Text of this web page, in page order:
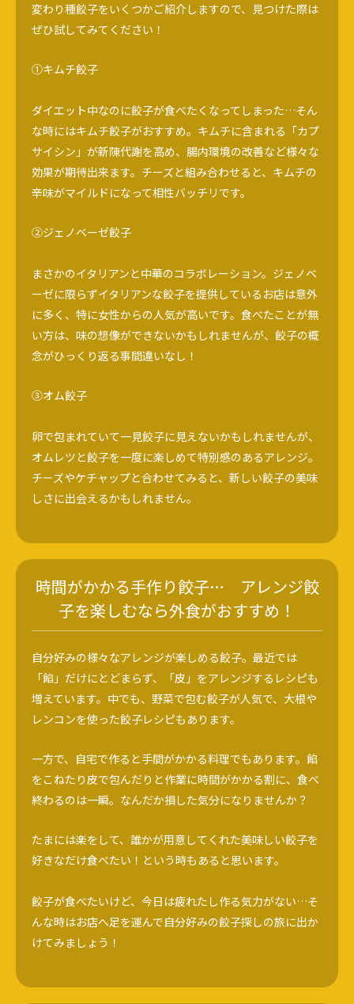
変わり種餃子をいくつかご紹介しますので、見つけた際は
ぜひ試してみてください！
①キムチ餃子
ダイエット中なのに餃子が食べたくなってしまった…そん
な時にはキムチ餃子がおすすめ。キムチに含まれる「カプ
サイシン」が新陳代謝を高め、腸内環境の改善など様々な
効果が期待出来ます。チーズと組み合わせると、キムチの
辛味がマイルドになって相性バッチリです。
②ジェノベーゼ餃子
まさかのイタリアンと中華のコラボレーション。ジェノベ
ーゼに限らずイタリアンな餃子を提供しているお店は意外
に多く、特に女性からの人気が高いです。食べたことが無
い方は、味の想像ができないかもしれませんが、餃子の概
念がひっくり返る事間違いなし！
③オム餃子
卵で包まれていて一見餃子に見えないかもしれませんが、
オムレツと餃子を一度に楽しめて特別感のあるアレンジ。
チーズやケチャップと合わせてみると、新しい餃子の美味
しさに出会えるかもしれません。
時間がかかる手作り餃子… アレンジ餃
子を楽しむなら外食がおすすめ！
自分好みの様々なアレンジが楽しめる餃子。最近では
「餡」だけにとどまらず、「皮」をアレンジするレシピも
増えています。中でも、野菜で包む餃子が人気で、大根や
レンコンを使った餃子レシピもあります。
一方で、自宅で作ると手間がかかる料理でもあります。餡
をこねたり皮で包んだりと作業に時間がかかる割に、食べ
終わるのは一瞬。なんだか損した気分になりませんか？
たまには楽をして、誰かが用意してくれた美味しい餃子を
好きなだけ食べたい！という時もあると思います。
餃子が食べたいけど、今日は疲れたし作る気力がない…そ
んな時はお店へ足を運んで自分好みの餃子探しの旅に出か
けてみましょう！